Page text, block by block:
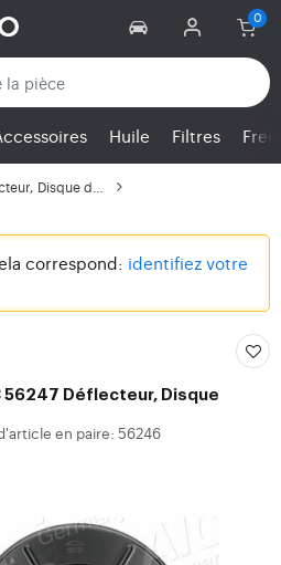
Huile Filtres
correspond: identifiez votre
56247 Déflecteur, Disque
en paire: 56246